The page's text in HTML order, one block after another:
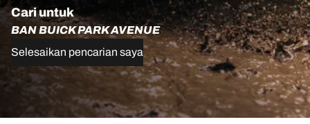
Cari untuk
BAN BUICK PARK AVENUE
Selesaikan pencarian saya